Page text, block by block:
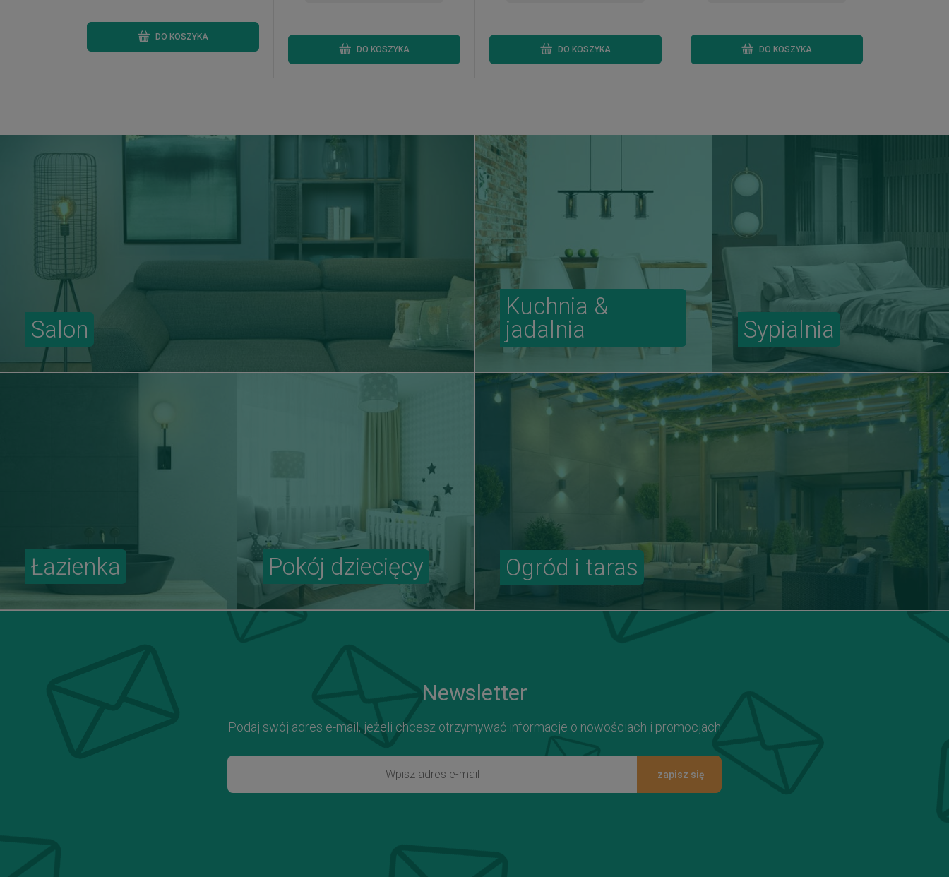
DO KOSZYKA
DO KOSZYKA DO KOSZYKA DO KOSZYKA
Salon
Kuchnia &
jadalnia
Sypialnia
Ogród i taras
Łazienka Pokój dziecięcy
Newsletter
Podaj swój adres e-mail, jeżeli chcesz otrzymywać informacje o nowościach i promocjach
zapisz się